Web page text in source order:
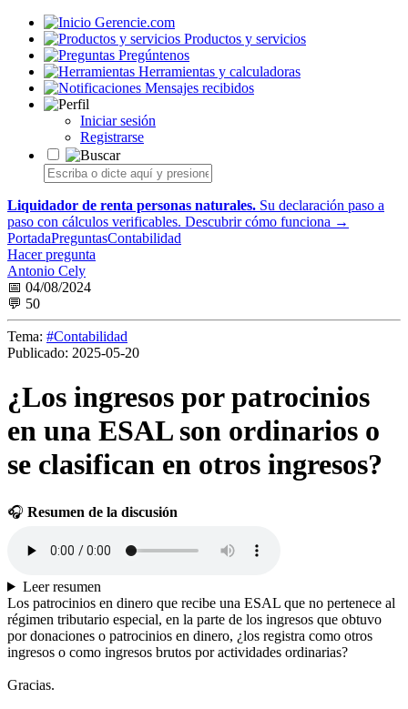
Gerencie.com
Productos y servicios
Pregúntenos
Herramientas y calculadoras
Mensajes recibidos
Iniciar sesión
Registrarse
Liquidador de renta personas naturales. Su declaración paso a
paso con cálculos verificables. Descubrir cómo funciona →
PortadaPreguntasContabilidad
Hacer pregunta
Antonio Cely
📅 04/08/2024
💬 50
Tema: #Contabilidad
Publicado: 2025-05-20
¿Los ingresos por patrocinios
en una ESAL son ordinarios o
se clasifican en otros ingresos?
🎧 Resumen de la discusión
Leer resumen
Los patrocinios en dinero que recibe una ESAL que no pertenece al
régimen tributario especial, en la parte de los ingresos que obtuvo
por donaciones o patrocinios en dinero, ¿los registra como otros
ingresos o como ingresos brutos por actividades ordinarias?
Gracias.